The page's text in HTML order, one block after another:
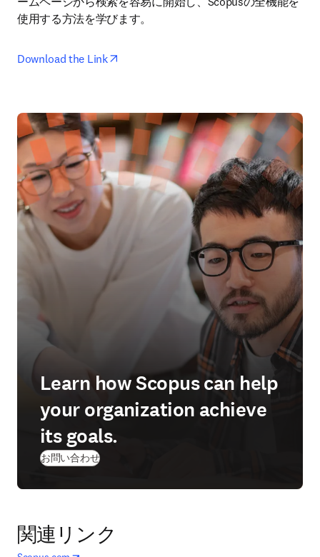
使用する方法を学びます。
Download the Link
Learn how Scopus can help
your organization achieve
its goals.
お問い合わせ
関連リンク